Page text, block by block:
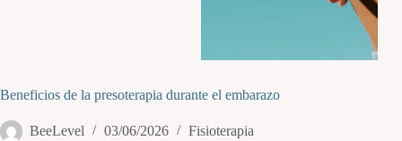
Beneficios de la presoterapia durante el embarazo
BeeLevel 03/06/2026 Fisioterapia